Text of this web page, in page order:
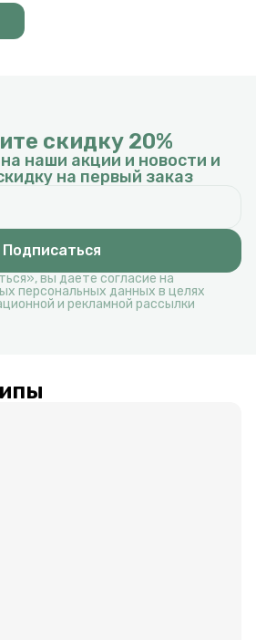
скидку 20%
наши акции и новости и
на первый заказ
Подписаться
вы даете согласие на
персональных данных в целях
и рекламной рассылки